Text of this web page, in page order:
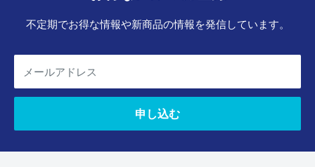
不定期でお得な情報や新商品の情報を発信しています。
メールアドレス
申し込む